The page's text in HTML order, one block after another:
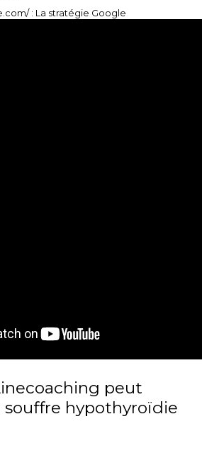
peut
souffre hypothyroïdie